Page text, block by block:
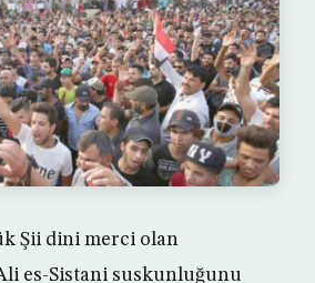
Şii dini merci olan
es-Sistani suskunluğunu